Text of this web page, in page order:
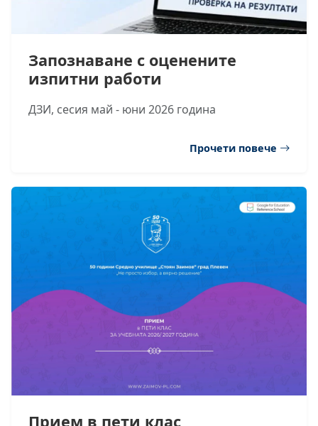
Запознаване с оценените
изпитни работи
ДЗИ, сесия май - юни 2026 година
Прочети повече
Прием в пети клас